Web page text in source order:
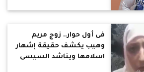
فى أول حوار.. زوج مريم
وهيب يكشف حقيقة إشهار
اسلامها ويناشد السيسى